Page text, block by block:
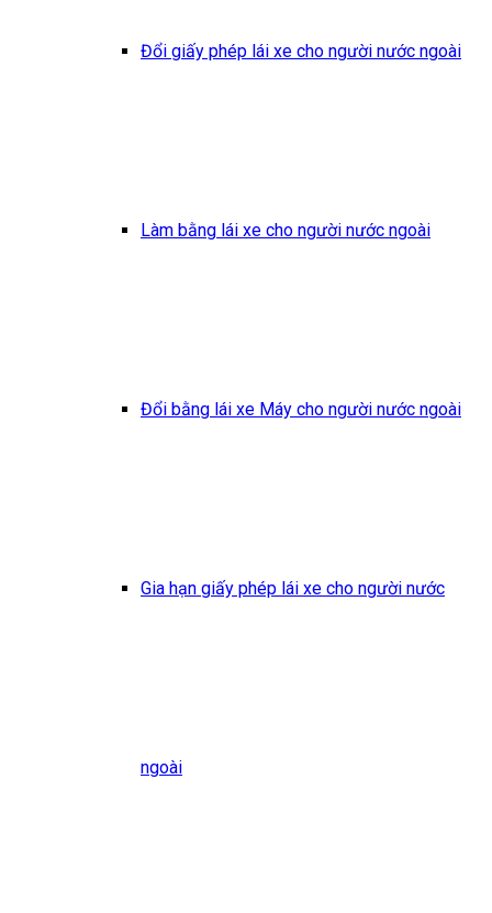
Đổi giấy phép lái xe cho người nước ngoài
Làm bằng lái xe cho người nước ngoài
Đổi bằng lái xe Máy cho người nước ngoài
Gia hạn giấy phép lái xe cho người nước
ngoài